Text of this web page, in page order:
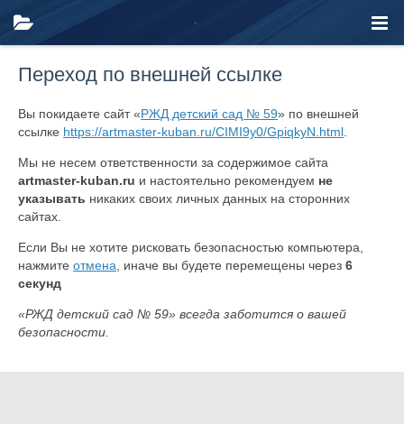
Переход по внешней ссылке
Вы покидаете сайт «РЖД детский сад № 59» по внешней
ссылке https://artmaster-kuban.ru/CIMI9y0/GpiqkyN.html
Мы не несем ответственности за содержимое сайта
artmaster-kuban.ru и настоятельно рекомендуем не
указывать никаких своих личных данных на сторонних
сайтах.
Если Вы не хотите рисковать безопасностью компьютера,
нажмите отмена , иначе вы будете перемещены через 6
секунд
«РЖД детский сад № 59» всегда заботится о вашей
безопасности.